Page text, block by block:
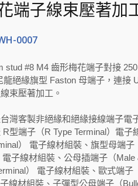
端子線束壓著加
0007
stud #8 M4 齒形梅花端子對接
龍絕緣旗型 Faston 母端子，連接
束壓著加工。
灣客製非絕緣和絕緣接線端子電
型端子（R Type Terminal）電子
） 電子線材組裝、旗型母端
子線材組裝、公母插端子（Male
） 電子線材組裝、歐式端子
線材組裝、子彈型公母端子（